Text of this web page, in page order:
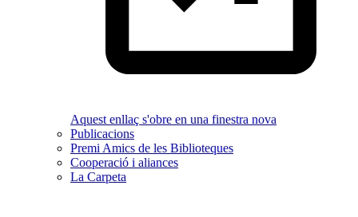
Aquest enllaç s'obre en una finestra nova
Publicacions
Premi Amics de les Biblioteques
Cooperació i aliances
La Carpeta